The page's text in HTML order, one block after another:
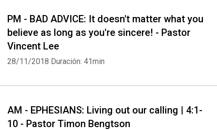
PM - BAD ADVICE: It doesn't matter what you
believe as long as you're sincere! - Pastor
Vincent Lee
28/11/2018 Duración: 41min
AM - EPHESIANS: Living out our calling | 4:1-
10 - Pastor Timon Bengtson